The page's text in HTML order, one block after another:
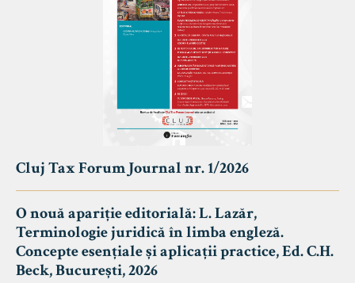
Cluj Tax Forum Journal nr. 1/2026
O nouă apariție editorială: L. Lazăr,
Terminologie juridică în limba engleză.
Concepte esențiale și aplicații practice, Ed. C.H.
Beck, București, 2026